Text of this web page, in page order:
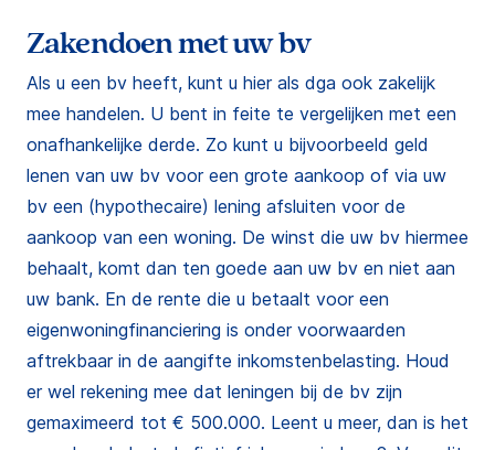
Zakendoen met uw bv
Als u een bv heeft, kunt u hier als dga ook zakelijk
mee handelen. U bent in feite te vergelijken met een
onafhankelijke derde. Zo kunt u bijvoorbeeld geld
lenen van uw bv voor een grote aankoop of via uw
bv een (hypothecaire) lening afsluiten voor de
aankoop van een woning. De winst die uw bv hiermee
behaalt, komt dan ten goede aan uw bv en niet aan
uw bank. En de rente die u betaalt voor een
eigenwoningfinanciering is onder voorwaarden
aftrekbaar in de aangifte inkomstenbelasting. Houd
er wel rekening mee dat leningen bij de bv zijn
gemaximeerd tot € 500.000. Leent u meer, dan is het